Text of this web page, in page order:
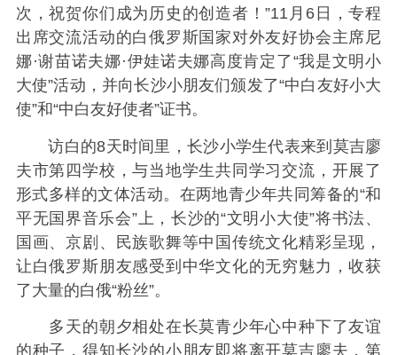
次，祝贺你们成为历史的创造者！”11月6日，专程
出席交流活动的白俄罗斯国家对外友好协会主席尼
娜·谢苗诺夫娜·伊娃诺夫娜高度肯定了“我是文明小
大使”活动，并向长沙小朋友们颁发了“中白友好小大
使”和“中白友好使者”证书。
访白的8天时间里，长沙小学生代表来到莫吉廖
夫市第四学校，与当地学生共同学习交流，开展了
形式多样的文体活动。在两地青少年共同筹备的“和
平无国界音乐会”上，长沙的“文明小大使”将书法、
国画、京剧、民族歌舞等中国传统文化精彩呈现，
让白俄罗斯朋友感受到中华文化的无穷魅力，收获
了大量的白俄“粉丝”。
多天的朝夕相处在长莫青少年心中种下了友谊
的种子，得知长沙的小朋友即将离开莫吉廖夫，第